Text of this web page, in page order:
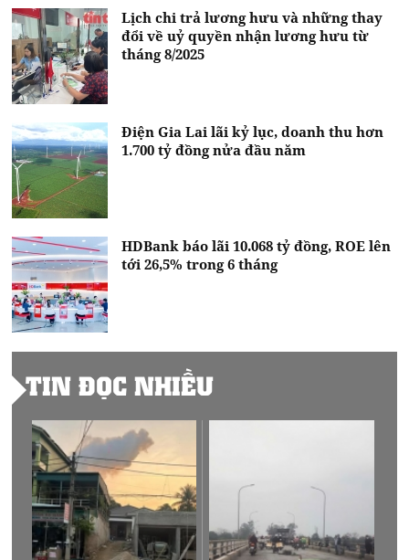
Lịch chi trả lương hưu và những thay
đổi về uỷ quyền nhận lương hưu từ
tháng 8/2025
Điện Gia Lai lãi kỷ lục, doanh thu hơn
1.700 tỷ đồng nửa đầu năm
HDBank báo lãi 10.068 tỷ đồng, ROE lên
tới 26,5% trong 6 tháng
TIN ĐỌC NHIỀU